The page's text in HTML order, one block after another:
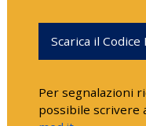
Scarica il Codice
Per segnalazioni
possibile scrivere